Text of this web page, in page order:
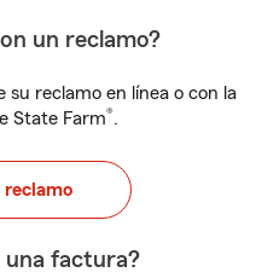
un reclamo?
su reclamo en línea o con la
State Farm®.
reclamo
una factura?